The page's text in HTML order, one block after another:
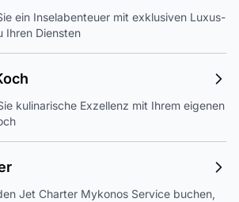
ein Inselabenteuer mit exklusiven Luxus-
Ihren Diensten
kulinarische Exzellenz mit Ihrem eigenen
Jet Charter Mykonos Service buchen,